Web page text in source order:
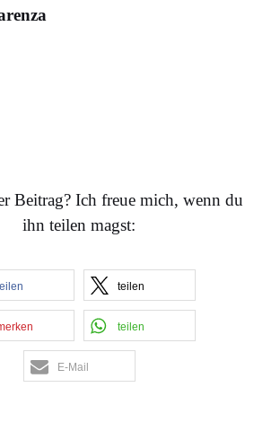
Beitrag? Ich freue mich, wenn du
ihn teilen magst:
teilen
teilen
E-Mail